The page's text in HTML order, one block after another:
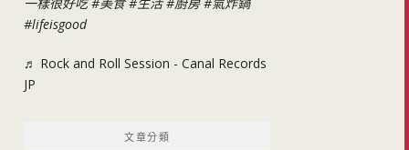
#lifeisgood
♬ Rock and Roll Session - Canal Records
JP
文章分類